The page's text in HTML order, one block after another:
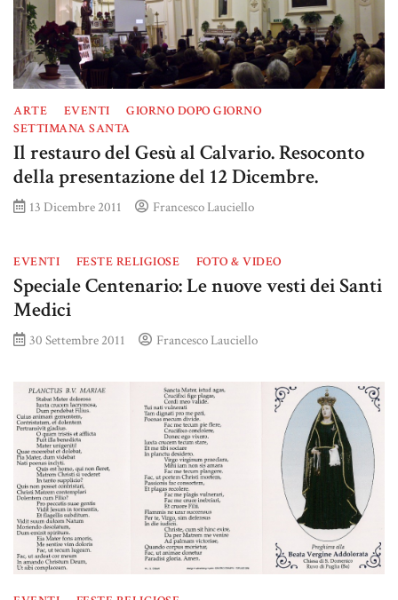
ARTE EVENTI
GIORNO DOPO GIORNO
SETTIMANA SANTA
Il restauro del Gesù al Calvario. Resoconto
della presentazione del 12 Dicembre.
13 Dicembre 2011 Francesco Lauciello
EVENTI FESTE RELIGIOSE FOTO & VIDEO
Speciale Centenario: Le nuove vesti dei Santi
Medici
30 Settembre 2011 Francesco Lauciello